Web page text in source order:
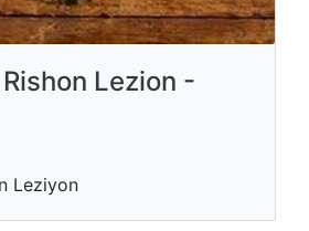
Lezion -
Leziyon